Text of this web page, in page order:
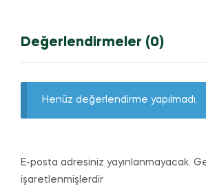
Değerlendirmeler (0)
Henüz değerlendirme yapılmadı.
E-posta adresiniz yayınlanmayacak.
işaretlenmişlerdir